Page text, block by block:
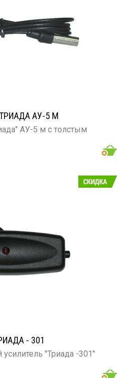
АУ-5 М
АУ-5 м с толстым
- 301
"Триада -301"